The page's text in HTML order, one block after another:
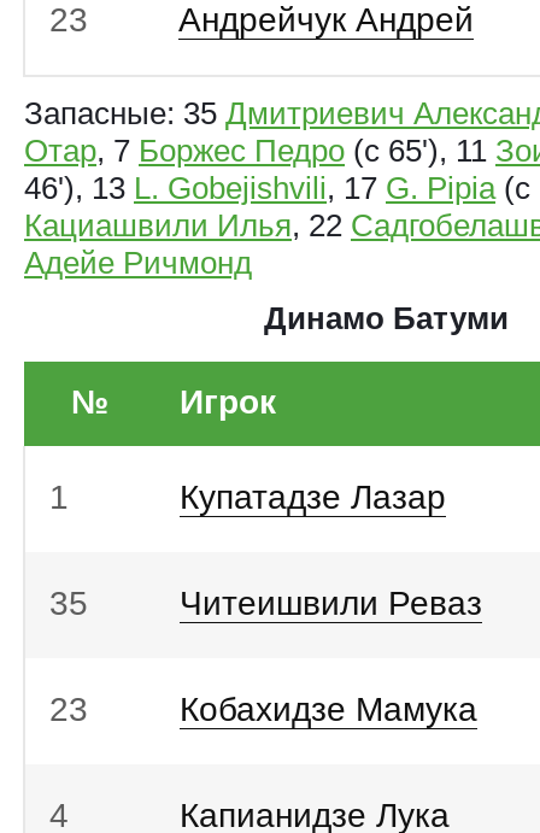
23 Андрейчук Андрей
Запасные: 35 Дмитриевич
Отар, 7 Боржес Педро (с 65'), 11
46'), 13 L. Gobejishvili, 17 G. Pipia(с
Кациашвили Илья, 22
Адейе Ричмонд
Динамо Батуми
№ Игрок
1 Купатадзе Лазар
35 Читеишвили Реваз
23 Кобахидзе Мамука
4 Капианидзе Лука